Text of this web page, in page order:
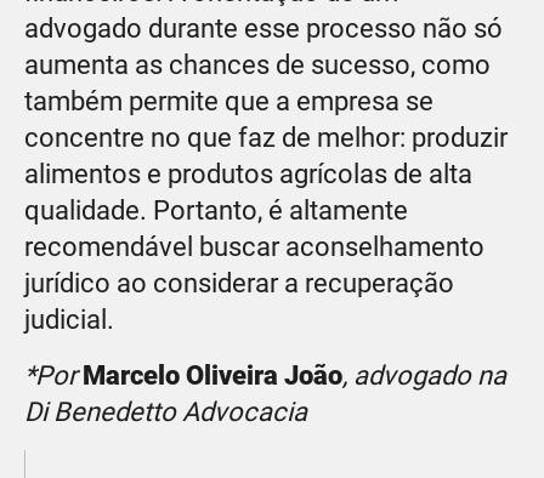
advogado durante esse processo não só
aumenta as chances de sucesso, como
também permite que a empresa se
concentre no que faz de melhor: produzir
alimentos e produtos agrícolas de alta
qualidade. Portanto, é altamente
recomendável buscar aconselhamento
jurídico ao considerar a recuperação
judicial.
*PorMarcelo Oliveira João, advogado na
Di Benedetto Advocacia